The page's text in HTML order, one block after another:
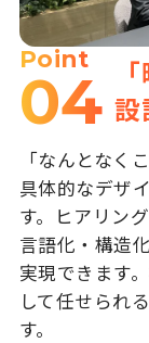
Point
04 設
「なんとなく
具体的なデザ
す。ヒアリン
言語化・構造
実現できます
して任せられ
す。